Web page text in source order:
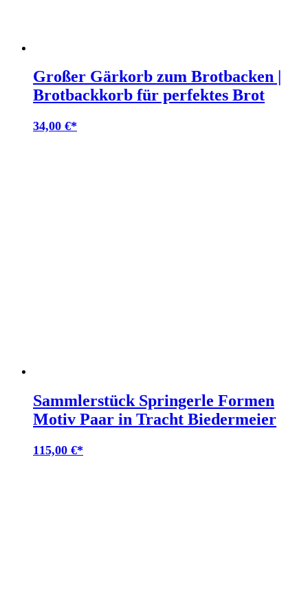
Großer Gärkorb zum Brotbacken |
Brotbackkorb für perfektes Brot
34,00 €
Sammlerstück Springerle Formen
Motiv Paar in Tracht Biedermeier
115,00 €